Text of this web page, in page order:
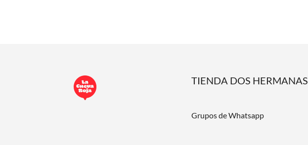
TIENDA DOS HERMANAS
Grupos de Whatsapp